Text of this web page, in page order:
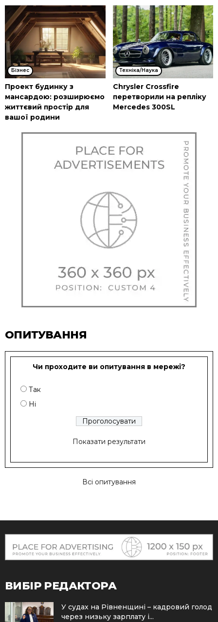
Бізнес
Проект будинку з
мансардою: розширюємо
життєвий простір для
вашої родини
Техніка/Наука
Chrysler Crossfire
перетворили на репліку
Mercedes 300SL
ОПИТУВАННЯ
Чи проходите ви опитування в мережі?
Так
Ні
Показати результати
Всі опитування
ВИБІР РЕДАКТОРА
У судах на Рівненщині – кадровий голод
через низьку зарплату і...